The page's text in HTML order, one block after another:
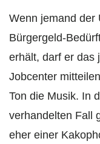
Wenn jemand der
Bürgergeld-
erhält, darf er das
Jobcenter
Ton die Musik. In
verhandelten Fall
eher einer